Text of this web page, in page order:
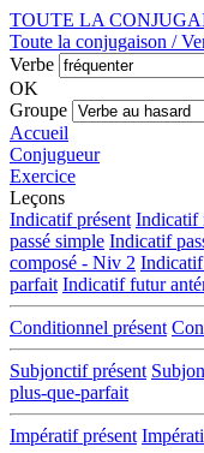
TOUTE LA
Toute la conjugaison /
Verbe
OK
Groupe
Accueil
Conjugueur
Exercice
Leçons
Indicatif présent Indicatif
passé simple Indicatif
composé - Niv 2 Indicatif
parfait Indicatif futur
Conditionnel présent
Subjonctif présent
plus-que-parfait
Impératif présent